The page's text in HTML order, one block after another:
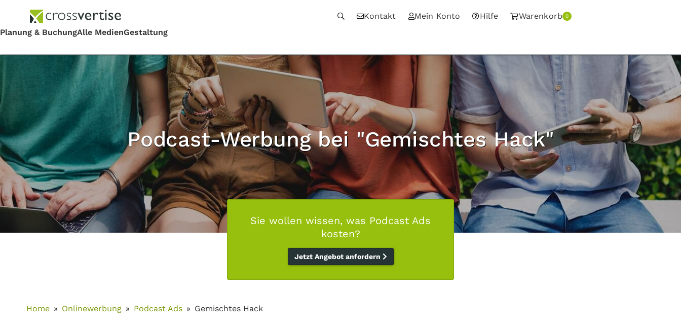
Kontakt Mein Konto Hilfe Warenkorb 0
Podcast-Werbung bei "Gemischtes Hack"
Sie wollen wissen, was Podcast Ads
kosten?
Jetzt Angebot anfordern
Home Onlinewerbung Podcast Ads Gemischtes Hack